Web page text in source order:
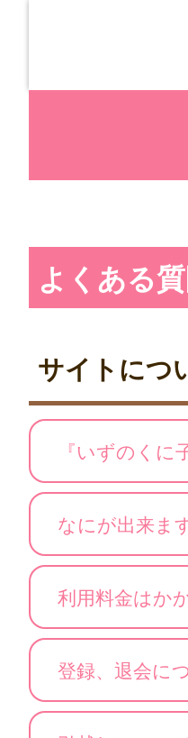
よくある
サイトにつ
『いずのく
なにが出来ま
利用料金はか
登録、退会に